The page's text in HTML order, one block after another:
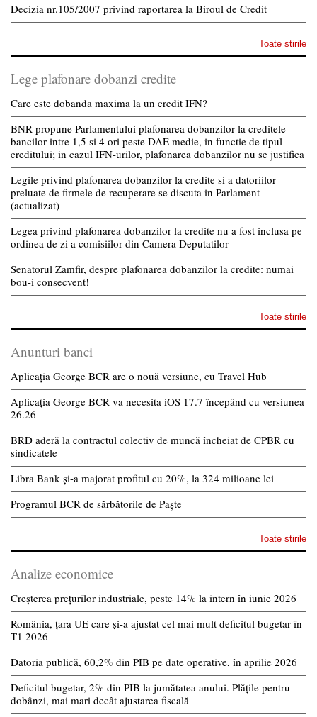
Decizia nr.105/2007 privind raportarea la Biroul de Credit
Toate stirile
Lege plafonare dobanzi credite
Care este dobanda maxima la un credit IFN?
BNR propune Parlamentului plafonarea dobanzilor la creditele
bancilor intre 1,5 si 4 ori peste DAE medie, in functie de tipul
creditului; in cazul IFN-urilor, plafonarea dobanzilor nu se justifica
Legile privind plafonarea dobanzilor la credite si a datoriilor
preluate de firmele de recuperare se discuta in Parlament
(actualizat)
Legea privind plafonarea dobanzilor la credite nu a fost inclusa pe
ordinea de zi a comisiilor din Camera Deputatilor
Senatorul Zamfir, despre plafonarea dobanzilor la credite: numai
bou-i consecvent!
Toate stirile
Anunturi banci
Aplicația George BCR are o nouă versiune, cu Travel Hub
Aplicația George BCR va necesita iOS 17.7 începând cu versiunea
26.26
BRD aderă la contractul colectiv de muncă încheiat de CPBR cu
sindicatele
Libra Bank și-a majorat profitul cu 20%, la 324 milioane lei
Programul BCR de sărbătorile de Paște
Toate stirile
Analize economice
Creșterea prețurilor industriale, peste 14% la intern în iunie 2026
România, țara UE care și-a ajustat cel mai mult deficitul bugetar în
T1 2026
Datoria publică, 60,2% din PIB pe date operative, în aprilie 2026
Deficitul bugetar, 2% din PIB la jumătatea anului. Plățile pentru
dobânzi, mai mari decât ajustarea fiscală